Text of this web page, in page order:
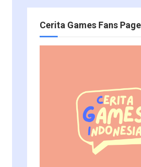
Cerita Games Fans